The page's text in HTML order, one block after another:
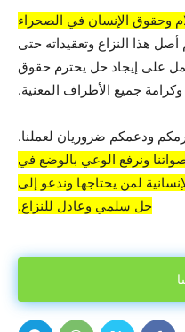
وحقوق الإنسان في الصحراء
هذا النزاع وتعقيداته حتى
على إيجاد حل يحترم حقوق
وكرامة جميع الأطراف المعنية.
ودعمكم ضروريان لعملنا.
ونرفع الوعي بالوضع في
لمن يحتاجها وندعو إلى
حل سلمي وعادل للنزاع.